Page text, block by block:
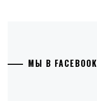
МЫ В FACEBOOK